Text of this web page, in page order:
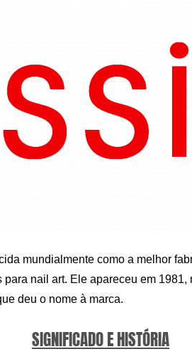
mundialmente como a melhor
nail art. Ele apareceu em
deu o nome à marca.
SIGNIFICADO E HISTÓRIA